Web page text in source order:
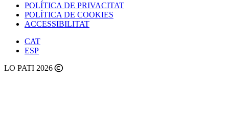
POLÍTICA DE PRIVACITAT
POLÍTICA DE COOKIES
ACCESSIBILITAT
CAT
ESP
LO PATI 2026